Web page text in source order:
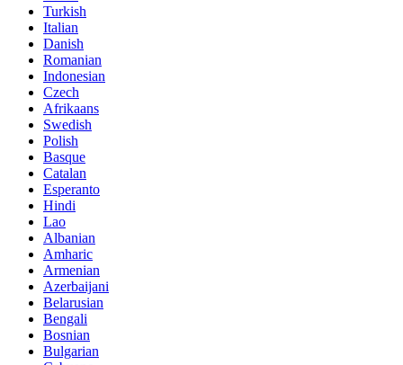
Turkish
Italian
Danish
Romanian
Indonesian
Czech
Afrikaans
Swedish
Polish
Basque
Catalan
Esperanto
Hindi
Lao
Albanian
Amharic
Armenian
Azerbaijani
Belarusian
Bengali
Bosnian
Bulgarian